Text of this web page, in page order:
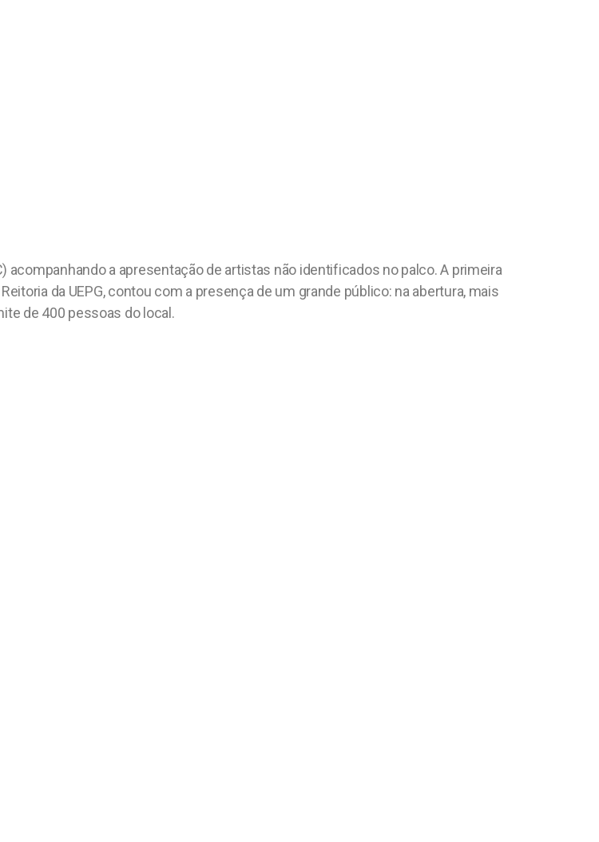
acompanhando a apresentação de artistas não identificados no palco. A primeira
da UEPG, contou com a presença de um grande público: na abertura, mais
de 400 pessoas do local.